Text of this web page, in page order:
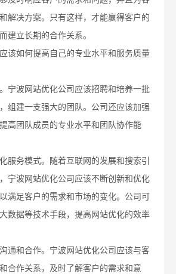
解决方案。只有这样，才能赢得客户的
建立长期的合作关系。
该如何提高自己的专业水平和服务质量
宁波网站优化公司应该招聘和培养一批
组建一支强大的团队。公司还应该加强
高团队成员的专业水平和团队协作能
服务模式。随着互联网的发展和搜索引
宁波网站优化公司应该不断创新和优化
满足客户的需求和市场的变化。公司可
数据等技术手段，提高网站优化的效率
通和合作。宁波网站优化公司应该与客
合作关系，及时了解客户的需求和意